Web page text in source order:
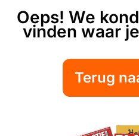
Oeps! We
vinden waar
Terug